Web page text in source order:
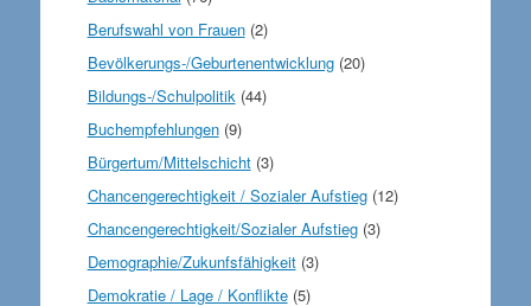
Berufswahl von Frauen(2)
Bevölkerungs-/Geburtenentwicklung(20)
Bildungs-/Schulpolitik(44)
Buchempfehlungen(9)
Bürgertum/Mittelschicht(3)
Chancengerechtigkeit / Sozialer Aufstieg(12)
Chancengerechtigkeit/Sozialer Aufstieg(3)
Demographie/Zukunfsfähigkeit(3)
Demokratie / Lage / Konflikte(5)